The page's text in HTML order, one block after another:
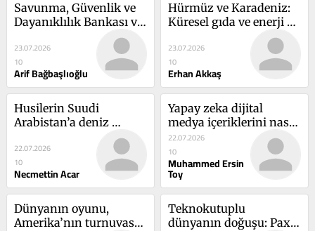
Savunma, Güvenlik ve
Dayanıklılık Bankası ve
23.07.2026
10
Arif Bağbaşlıoğlu
Hürmüz ve Karadeniz:
Küresel gıda ve enerji
güvenliğinin kırılgan
hatları
23.07.2026
10
Erhan Akkaş
Husilerin Suudi
Arabistan’a deniz
ablukası kararı: Savaşın
coğrafyası değişiyor
mu?
22.07.2026
10
Necmettin Acar
Yapay zeka dijital
medya içeriklerini nasıl
etkiliyor?
22.07.2026
10
Muhammed Ersin
Toy
Dünyanın oyunu,
Amerika’nın turnuvası:
Teknokutuplu
dünyanın doğuşu: Pax